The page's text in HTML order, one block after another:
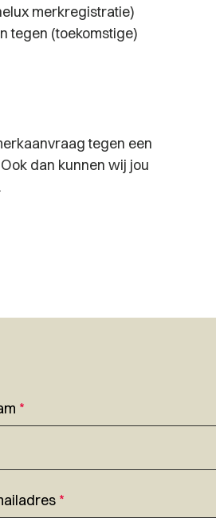
merkregistratie)
tegen (toekomstige)
tegen een
dan kunnen wij jou
*
*